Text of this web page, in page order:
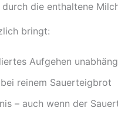
die enthaltene
bringt:
Aufgehen
reinem Sauerteigbrot
– auch wenn der